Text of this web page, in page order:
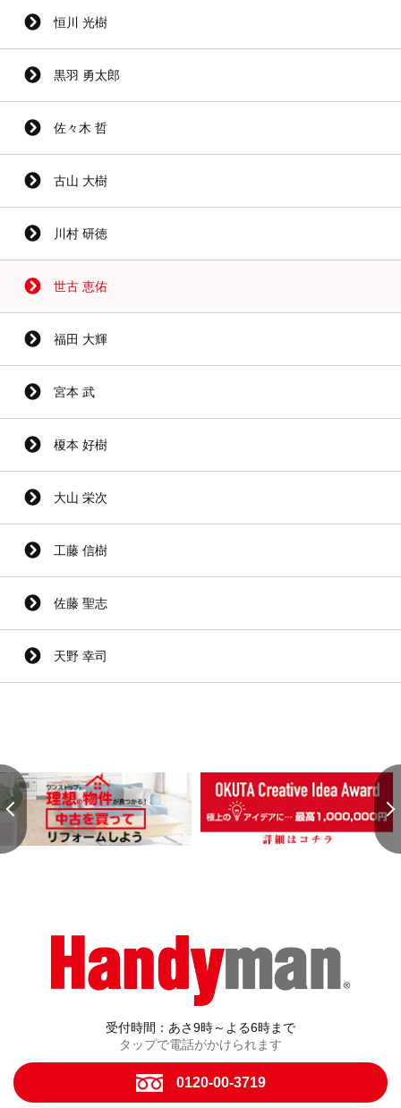
恒川 光樹
黒羽 勇太郎
佐々木 哲
古山 大樹
川村 研徳
世古 恵佑
福田 大輝
宮本 武
榎本 好樹
大山 栄次
工藤 信樹
佐藤 聖志
天野 幸司
受付時間：あさ9時～よる6時まで
タップで電話がかけられます
0120-00-3719